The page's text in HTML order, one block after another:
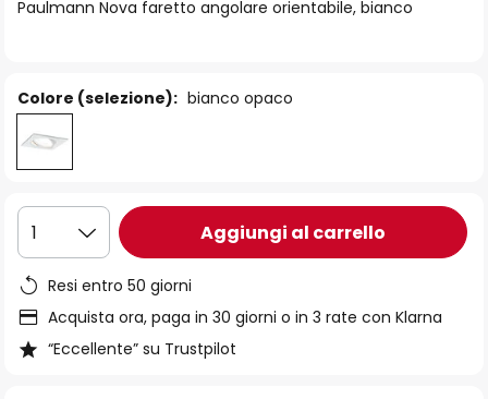
Paulmann Nova faretto angolare orientabile, bianco
Colore (selezione): bianco opaco
1 Aggiungi al carrello
Resi entro 50 giorni
Acquista ora, paga in 30 giorni o in 3 rate con Klarna
“Eccellente” su Trustpilot